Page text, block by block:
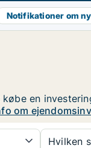
Notifikationer om
en
om
Hvilken